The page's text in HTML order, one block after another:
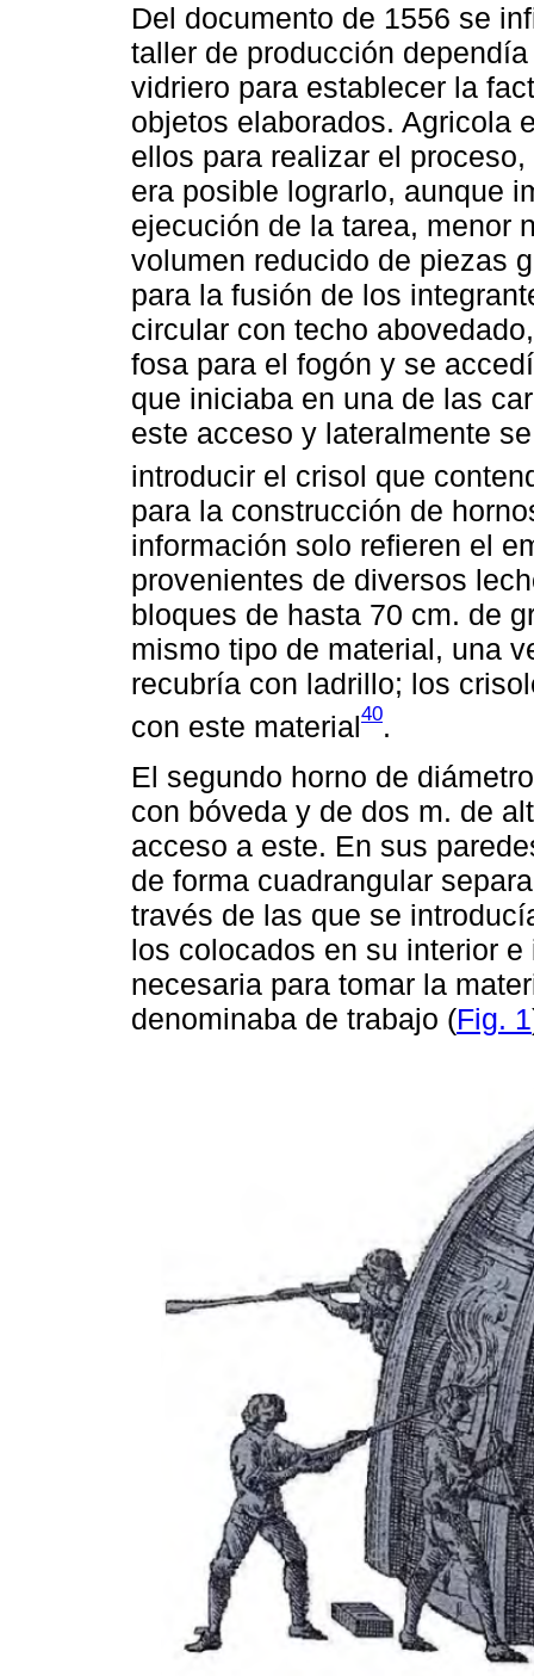
Del documento de 1556 se
taller de producción
vidriero para establecer la
objetos elaborados. Agricola
ellos para realizar el
era posible lograrlo, aunque
ejecución de la tarea, menor
volumen reducido de piezas
para la fusión de los
circular con techo
fosa para el fogón y se
que iniciaba en una de las
este acceso y lateralmente
introducir el crisol que
para la construcción de
información solo refieren el
provenientes de diversos
bloques de hasta 70 cm. de
mismo tipo de material, una
recubría con ladrillo; los
con este material40.
El segundo horno de
con bóveda y de dos m. de
acceso a este. En sus
de forma cuadrangular
través de las que se
los colocados en su interior e
necesaria para tomar la
denominaba de trabajo (Fig. 1